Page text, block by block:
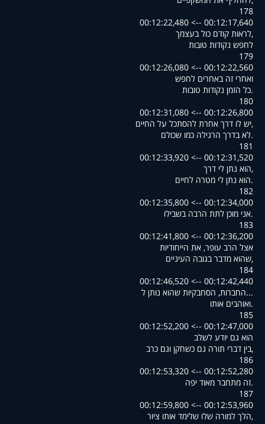
178
00:12:17,640 --> 00:12:22,480
,לראות קודם כול בעצמך
לחפש נקודות טובות
179
00:12:22,560 --> 00:12:26,080
ואחרי זה באחרים לחפש
.כל הזמן נקודות טובות
180
00:12:26,800 --> 00:12:31,080
,יש לו דרך אחרת להסתכל על החיים
.לא בדרך הרגילה כמו שכולם
181
00:12:31,520 --> 00:12:33,920
,הוא נתן לי דרך
.הוא נתן לי מטרה לחיים
182
00:12:34,000 --> 00:12:35,800
.אני מוכן לתת הרבה בשבילו
183
00:12:36,200 --> 00:12:41,800
אצל הרב עופר, את הייחודיות
,שהוא מדבר בגובה העיניים
184
00:12:42,440 --> 00:12:46,520
...החברות, הסחבקיות שהוא נותן ל
.ואוהבים אותו
185
00:12:47,000 --> 00:12:52,200
הוא גם יודע לשלב
,בין דברי תורה גם כשחקן וגם כרב
186
00:12:52,280 --> 00:12:53,320
.זה מתחבר מאוד יפה
187
00:12:53,960 --> 00:12:59,800
,הלך למורה שלו שלימד אותו ציור